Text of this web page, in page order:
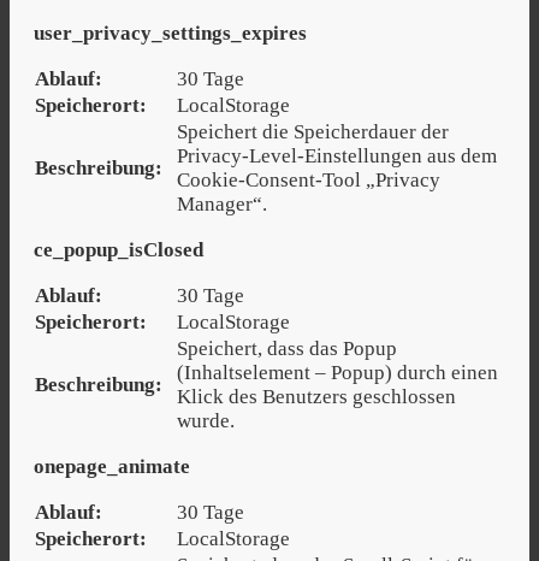
user_privacy_settings_expires
Ablauf:
30 Tage
Speicherort:
LocalStorage
Beschreibung:
Speichert die Speicherdauer der
Privacy-Level-Einstellungen aus dem
Cookie-Consent-Tool „Privacy
Manager“.
ce_popup_isClosed
Ablauf:
30 Tage
Speicherort:
LocalStorage
Beschreibung:
Speichert, dass das Popup
(Inhaltselement – Popup) durch einen
Klick des Benutzers geschlossen
wurde.
onepage_animate
Ablauf:
30 Tage
Speicherort:
LocalStorage